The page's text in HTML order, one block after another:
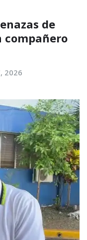
de
compañero
2026